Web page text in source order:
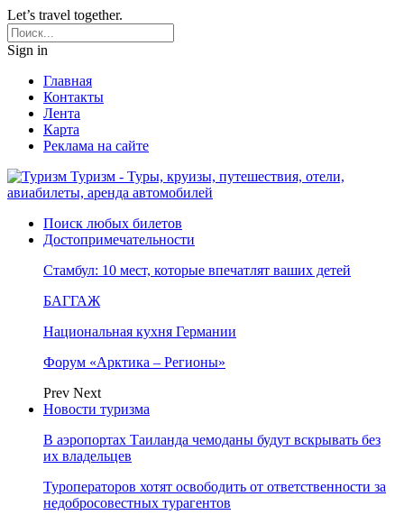
Let’s travel together.
Sign in
Главная
Контакты
Лента
Карта
Реклама на сайте
Туризм - Туры, круизы, путешествия, отели,
авиабилеты, аренда автомобилей
Поиск любых билетов
Достопримечательности
Стамбул: 10 мест, которые впечатлят ваших детей
БАГГАЖ
Национальная кухня Германии
Форум «Арктика – Регионы»
Prev Next
Новости туризма
В аэропортах Таиланда чемоданы будут вскрывать без
их владельцев
Туроператоров хотят освободить от ответственности за
недобросовестных турагентов